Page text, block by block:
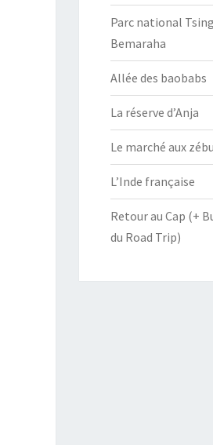
Parc national
Bemaraha
Allée des baobabs
La réserve d’Anja
Le marché aux
L’Inde française
Retour au Cap (+
du Road Trip)